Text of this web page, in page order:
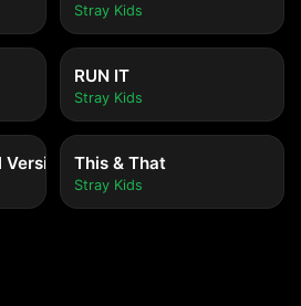
Stray Kids
RUN IT
Stray Kids
This & That
Stray Kids